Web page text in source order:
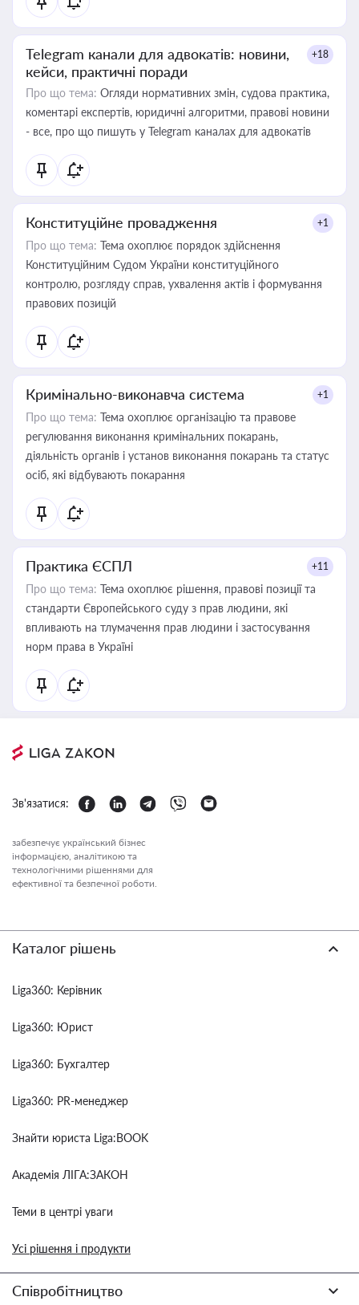
Telegram канали для адвокатів: новини,
кейси, практичні поради
+18
Про що тема: Огляди нормативних змін, судова практика,
коментарі експертів, юридичні алгоритми, правові новини
- все, про що пишуть у Telegram каналах для адвокатів
Конституційне провадження +1
Про що тема: Тема охоплює порядок здійснення
Конституційним Судом України конституційного
контролю, розгляду справ, ухвалення актів і формування
правових позицій
Кримінально-виконавча система +1
Про що тема: Тема охоплює організацію та правове
регулювання виконання кримінальних покарань,
діяльність органів і установ виконання покарань та статус
осіб, які відбувають покарання
Практика ЄСПЛ +11
Про що тема: Тема охоплює рішення, правові позиції та
стандарти Європейського суду з прав людини, які
впливають на тлумачення прав людини і застосування
норм права в Україні
Зв'язатися:
забезпечує український бізнес
інформацією, аналітикою та
технологічними рішеннями для
ефективної та безпечної роботи.
Каталог рішень
Liga360: Керівник
Liga360: Юрист
Liga360: Бухгалтер
Liga360: PR-менеджер
Знайти юриста Liga:BOOK
Академія ЛІГА:ЗАКОН
Теми в центрі уваги
Усі рішення і продукти
Співробітництво